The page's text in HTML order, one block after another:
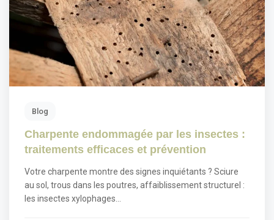
Blog
Charpente endommagée par les insectes :
traitements efficaces et prévention
Votre charpente montre des signes inquiétants ? Sciure
au sol, trous dans les poutres, affaiblissement structurel :
les insectes xylophages…